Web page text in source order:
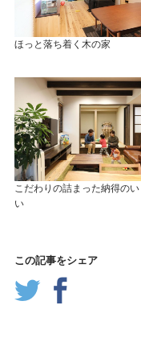
ほっと落ち着く木の家
こだわりの詰まった納得のい
い
この記事をシェア